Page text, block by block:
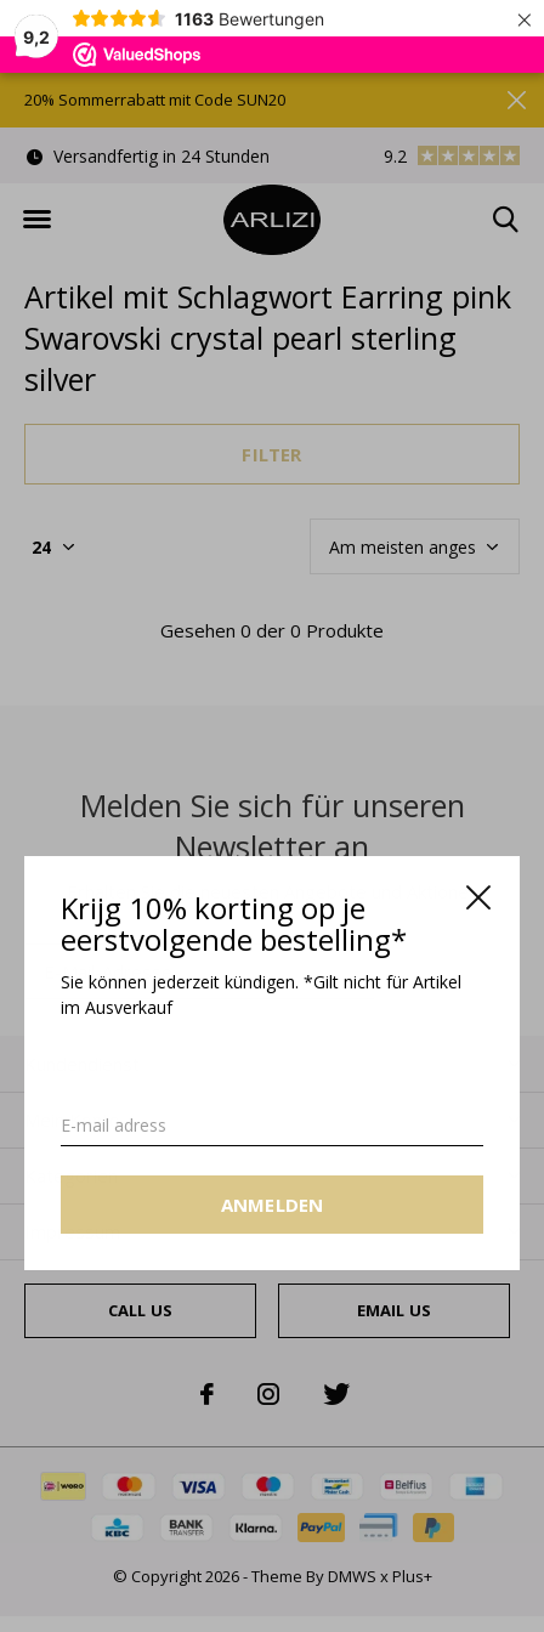
9,2
1163 Bewertungen ×
Krijg 10% korting op je
eerstvolgende bestelling*
Sie können jederzeit kündigen. *Gilt nicht für Artikel
im Ausverkauf
ANMELDEN
Versandfertig in 24 Stunden Kostenlose
9.2
20% Sommerrabatt mit Code SUN20
Artikel mit Schlagwort Earring pink
Swarovski crystal pearl sterling
silver
FILTER
Gesehen 0 der 0 Produkte
Melden Sie sich für unseren
Newsletter an
Erhalten Sie die neuesten Angebote und Aktionen
ANMELDEN
Mein Konto
Kategorien
Impressum
CALL US EMAIL US
© Copyright2026- Theme ByDMWS xPlus+